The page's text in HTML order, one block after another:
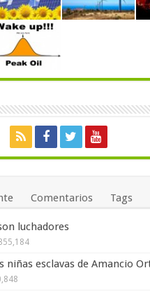
Comentarios Tags
luchadores
niñas esclavas de Amancio